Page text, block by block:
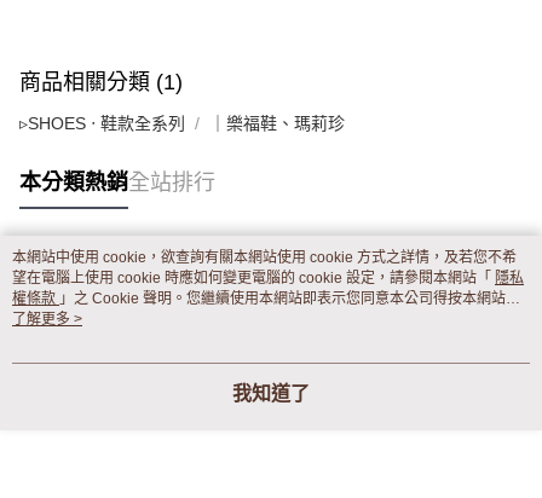
商品相關分類 (1)
▹SHOES ‧ 鞋款全系列 ｜樂福鞋、瑪莉珍
本分類熱銷全站排行
熱門標籤
本網站中使用 cookie，欲查詢有關本網站使用 cookie 方式之詳情，及若您不希
望在電腦上使用 cookie 時應如何變更電腦的 cookie 設定，請參閱本網站「 隱私
權條款 」之 Cookie 聲明。您繼續使用本網站即表示您同意本公司得按本網站使
用條款之 Cookie 聲明使用 cookie。
了解更多 >
我知道了